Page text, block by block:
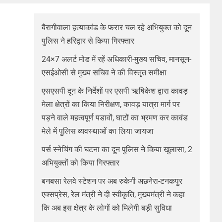
बैरागीवाला हत्याकांड के फरार चल रहे अभियुक्त को दून
पुलिस ने हरिद्वार से किया गिरफ्तार
24×7 अलर्ट मोड में रहें अधिकारी-मुख्य सचिव, मानसून-
एसईओसी से मुख्य सचिव ने की विस्तृत समीक्षा
एसएसपी दून के निर्देशों पर एसपी ऋषिकेश द्वारा कावड़
मेला क्षेत्रों का किया निरीक्षण, कावड़ यात्रा मार्ग पर
पड़ने वाले महत्वपूर्ण पडावों, घाटों का भ्रमण कर कावंड
मेले में पुलिस व्यवस्थाओं का लिया जायजा
पर्स स्नेचिंग की घटना का दून पुलिस ने किया खुलासा, 2
अभियुक्तों को किया गिरफ्तार
बनबसा रेलवे स्टेशन पर अब रुकेगी अछनेरा-टनकपुर
एक्सप्रेस, रेल मंत्री ने दी स्वीकृति, मुख्यमंत्री ने कहा
कि अब इस क्षेत्र के लोगों को मिलेगी बड़ी सुविधा